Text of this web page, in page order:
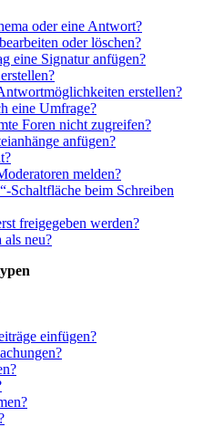
oder eine Antwort?
oder löschen?
eine Signatur anfügen?
erstellen?
eine Umfrage?
Foren nicht zugreifen?
anfügen?
melden?
Schaltfläche beim Schreiben
freigegeben werden?
neu?
einfügen?